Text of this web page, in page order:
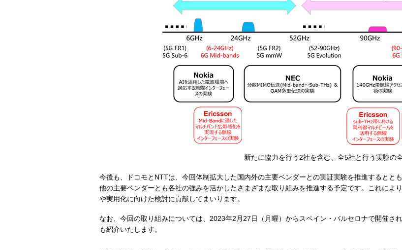
新たに協力を行う2社を含む、全5社と行う実験の
今後も、ドコモとNTTは、今回体制拡大した国内外の主要ベンダーとの実証実験を推進するとと
他の主要ベンダーとも各社の強みを活かしたさまざまな取り組みを推進する予定です。これによ
や実用化に向けた検討に貢献してまいります。
なお、今回の取り組みについては、2023年2月27日（月曜）からスペイン・バルセロナで開催さ
も紹介いたします。